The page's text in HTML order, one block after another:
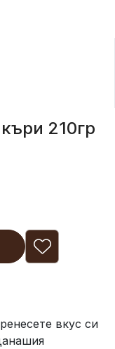
210гр
вкус си